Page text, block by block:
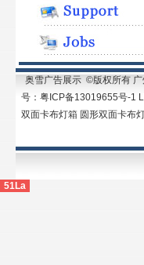
奥雪广告展示 ©版权所有
号：粤ICP备13019655号-1
双面卡布灯箱 圆形双面卡布
51La